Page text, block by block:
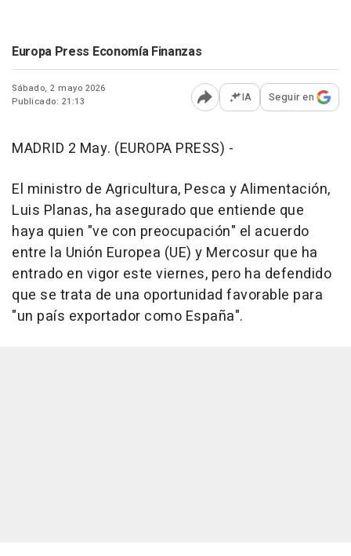
Europa Press Economía Finanzas
Sábado, 2 mayo 2026
Publicado: 21:13
Abrir opciones para
IA Seguir en
MADRID 2 May. (EUROPA PRESS) -
El ministro de Agricultura, Pesca y Alimentación,
Luis Planas, ha asegurado que entiende que
haya quien "ve con preocupación" el acuerdo
entre la Unión Europea (UE) y Mercosur que ha
entrado en vigor este viernes, pero ha defendido
que se trata de una oportunidad favorable para
"un país exportador como España".